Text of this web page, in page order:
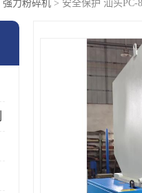
强力粉碎机 > 安全保护 汕头PC-